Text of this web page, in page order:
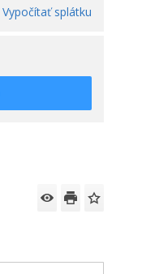
Vypočítať splátku